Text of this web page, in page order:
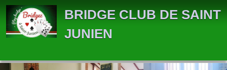
BRIDGE CLUB DE SAINT
JUNIEN
Panneau de gestion des cookies